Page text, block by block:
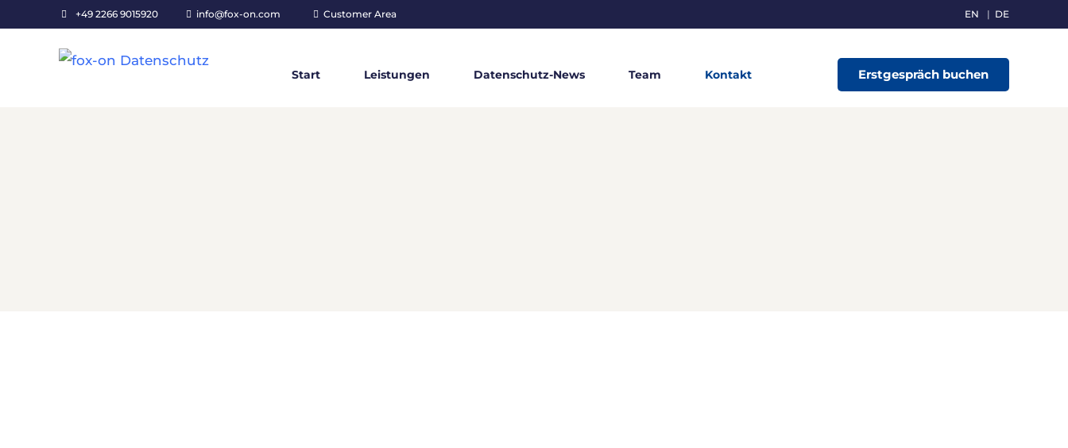
+49 2266 9015920 info@fox-on.com Customer Area EN DE
Start Leistungen Datenschutz-News Team Kontakt Erstgespräch buchen